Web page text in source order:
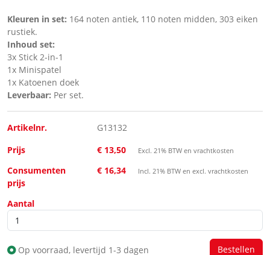
Kleuren in set: 164 noten antiek, 110 noten midden, 303 eiken
rustiek.
Inhoud set:
3x Stick 2-in-1
1x Minispatel
1x Katoenen doek
Leverbaar: Per set.
Artikelnr.
G13132
Prijs
€ 13,50 Excl. 21% BTW en vrachtkosten
Consumenten
prijs
€ 16,34 Incl. 21% BTW en excl. vrachtkosten
Aantal
Op voorraad, levertijd 1-3 dagen